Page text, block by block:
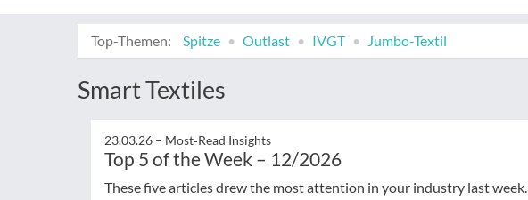
Top-Themen: Spitze Outlast IVGT Jumbo-Textil
Smart Textiles
23.03.26 – Most‑Read Insights
Top 5 of the Week – 12/2026
These five articles drew the most attention in your industry last week.